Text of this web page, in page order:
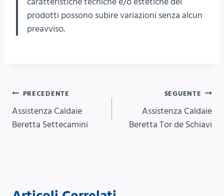
prodotti possono subire variazioni senza alcun
preavviso.
Navigazione
articoli
PRECEDENTE
Assistenza Caldaie
Beretta Settecamini
SEGUENTE
Assistenza Caldaie
Beretta Tor de Schiavi